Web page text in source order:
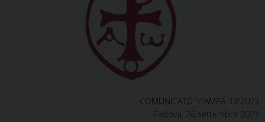
COMUNICATO STAMPA 33/2023
Padova, 26 settembre 2023